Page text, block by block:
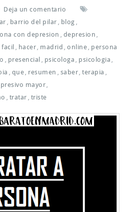
Deja un comentario
barrio del pilar blog
con depresion depresion
facil hacer madrid online persona
presencial psicologa psicologia
que resumen saber terapia
mayor
tratar triste